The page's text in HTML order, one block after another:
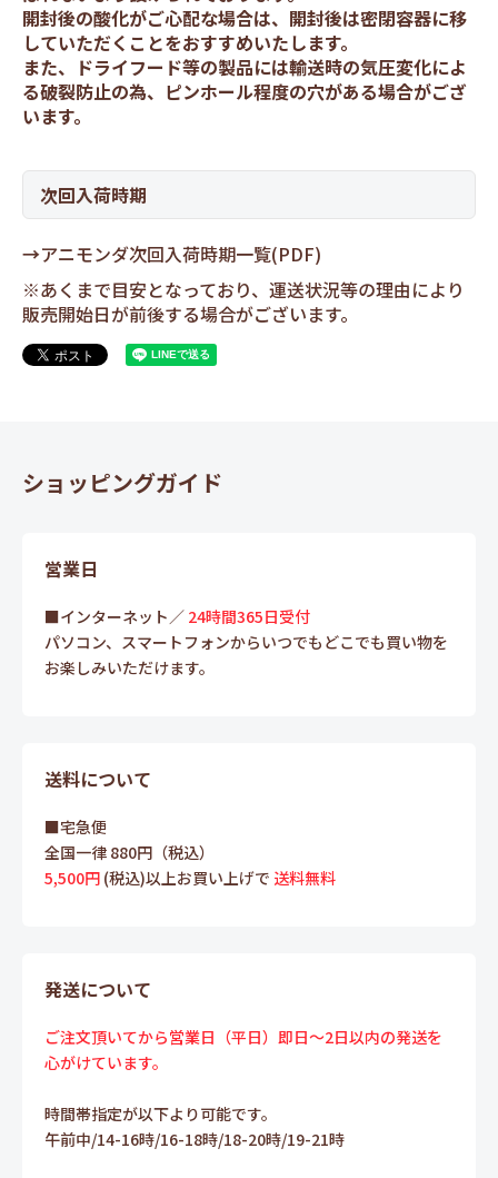
開封後の酸化がご心配な場合は、開封後は密閉容器に移
していただくことをおすすめいたします。
また、ドライフード等の製品には輸送時の気圧変化によ
る破裂防止の為、ピンホール程度の穴がある場合がござ
います。
次回入荷時期
→アニモンダ次回入荷時期一覧(PDF)
※あくまで目安となっており、運送状況等の理由により
販売開始日が前後する場合がございます。
ショッピングガイド
営業日
■インターネット／ 24時間365日受付
パソコン、スマートフォンからいつでもどこでも買い物を
お楽しみいただけます。
送料について
■宅急便
全国一律 880円（税込）
5,500円 (税込)以上お買い上げで 送料無料
発送について
ご注文頂いてから営業日（平日）即日～2日以内の発送を
心がけています。
時間帯指定が以下より可能です。
午前中/14-16時/16-18時/18-20時/19-21時